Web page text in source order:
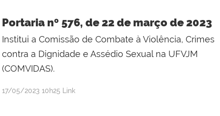
Portaria nº 576, de 22 de março de 2023
Institui a Comissão de Combate à Violência, Crimes
contra a Dignidade e Assédio Sexual na UFVJM
(COMVIDAS).
por
publicado
17/05/2023 10h25 Link